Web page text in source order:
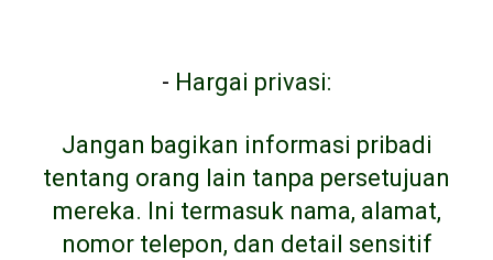
- Hargai privasi:
Jangan bagikan informasi pribadi
tentang orang lain tanpa persetujuan
mereka. Ini termasuk nama, alamat,
nomor telepon, dan detail sensitif